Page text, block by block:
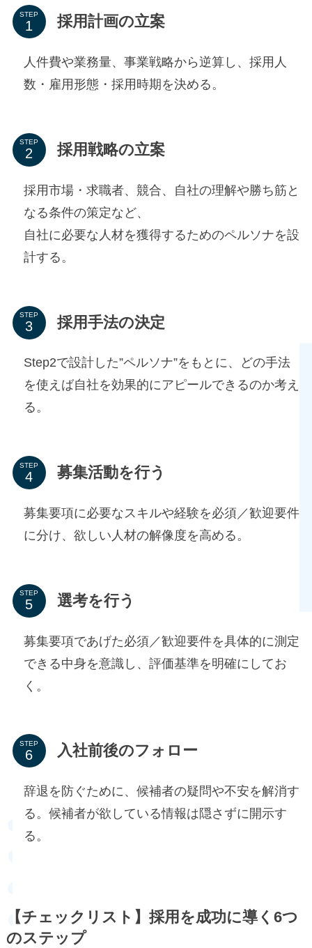
STEP 採用計画の立案
人件費や業務量、事業戦略から逆算し、採用人
数・雇用形態・採用時期を決める。
STEP 採用戦略の立案
採用市場・求職者、競合、自社の理解や勝ち筋と
なる条件の策定など、
自社に必要な人材を獲得するためのペルソナを設
計する。
STEP 採用手法の決定
Step2で設計した”ペルソナ”をもとに、どの手法
を使えば自社を効果的にアピールできるのか考え
る。
STEP 募集活動を行う
募集要項に必要なスキルや経験を必須／歓迎要件
に分け、欲しい人材の解像度を高める。
STEP 選考を行う
募集要項であげた必須／歓迎要件を具体的に測定
できる中身を意識し、評価基準を明確にしてお
く。
STEP 入社前後のフォロー
辞退を防ぐために、候補者の疑問や不安を解消す
る。候補者が欲している情報は隠さずに開示す
る。
【チェックリスト】採用を成功に導く6つ
のステップ